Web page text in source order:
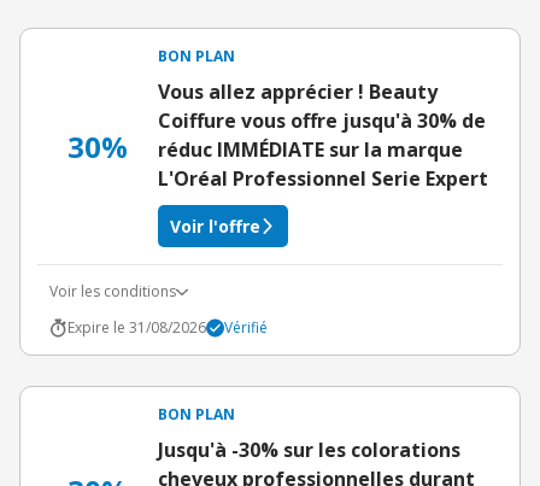
30%
BON PLAN
Vous allez apprécier ! Beauty
Coiffure vous offre jusqu'à 30% de
réduc IMMÉDIATE sur la marque
L'Oréal Professionnel Serie Expert
Voir l'offre
Voir les conditions
Expire le 31/08/2026
Vérifié
BON PLAN
Jusqu'à -30% sur les colorations
cheveux professionnelles durant